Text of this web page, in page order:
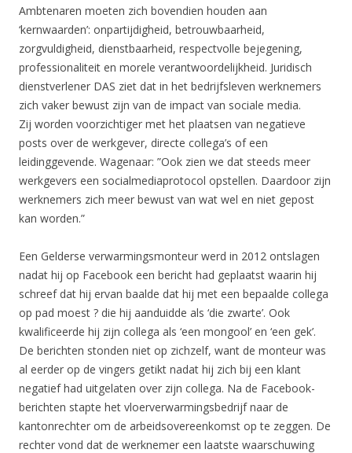
Ambtenaren moeten zich bovendien houden aan
‘kernwaarden’: onpartijdigheid, betrouwbaarheid,
zorgvuldigheid, dienstbaarheid, respectvolle bejegening,
professionaliteit en morele verantwoordelijkheid. Juridisch
dienstverlener DAS ziet dat in het bedrijfsleven werknemers
zich vaker bewust zijn van de impact van sociale media.
Zij worden voorzichtiger met het plaatsen van negatieve
posts over de werkgever, directe collega’s of een
leidinggevende. Wagenaar: ”Ook zien we dat steeds meer
werkgevers een socialmediaprotocol opstellen. Daardoor zijn
werknemers zich meer bewust van wat wel en niet gepost
kan worden.”
Een Gelderse verwarmingsmonteur werd in 2012 ontslagen
nadat hij op Facebook een bericht had geplaatst waarin hij
schreef dat hij ervan baalde dat hij met een bepaalde collega
op pad moest ? die hij aanduidde als ‘die zwarte’. Ook
kwalificeerde hij zijn collega als ‘een mongool’ en ‘een gek’.
De berichten stonden niet op zichzelf, want de monteur was
al eerder op de vingers getikt nadat hij zich bij een klant
negatief had uitgelaten over zijn collega. Na de Facebook-
berichten stapte het vloerverwarmingsbedrijf naar de
kantonrechter om de arbeidsovereenkomst op te zeggen. De
rechter vond dat de werknemer een laatste waarschuwing